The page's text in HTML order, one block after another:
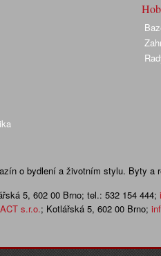
o bydlení a životním stylu. Byty a
5, 602 00 Brno; tel.: 532 154 444;
s.r.o.; Kotlářská 5, 602 00 Brno;